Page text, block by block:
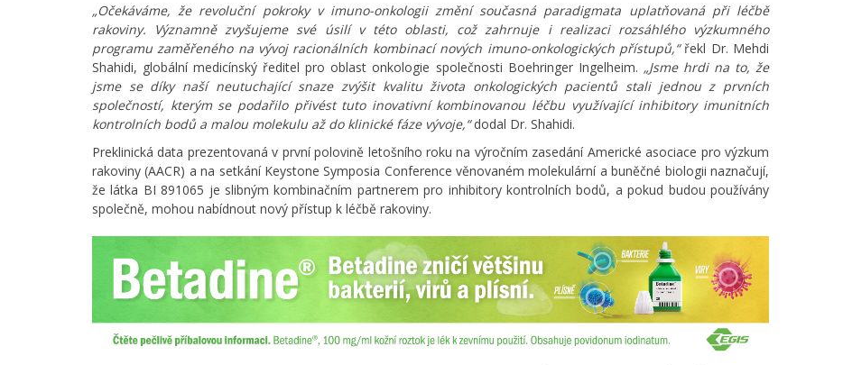
„Očekáváme, že revoluční pokroky v imuno-onkologii změní současná paradigmata uplatňovaná při léčbě
rakoviny. Významně zvyšujeme své úsilí v této oblasti, což zahrnuje i realizaci rozsáhlého výzkumného
programu zaměřeného na vývoj racionálních kombinací nových imuno-onkologických přístupů,“ řekl Dr. Mehdi
Shahidi, globální medicínský ředitel pro oblast onkologie společnosti Boehringer Ingelheim. „Jsme hrdi na to, že
jsme se díky naší neutuchající snaze zvýšit kvalitu života onkologických pacientů stali jednou z prvních
společností, kterým se podařilo přivést tuto inovativní kombinovanou léčbu využívající inhibitory imunitních
kontrolních bodů a malou molekulu až do klinické fáze vývoje,“dodal Dr. Shahidi.
Preklinická data prezentovaná v první polovině letošního roku na výročním zasedání Americké asociace pro výzkum
rakoviny (AACR) a na setkání Keystone Symposia Conference věnovaném molekulární a buněčné biologii naznačují,
že látka BI 891065 je slibným kombinačním partnerem pro inhibitory kontrolních bodů, a pokud budou používány
společně, mohou nabídnout nový přístup k léčbě rakoviny.